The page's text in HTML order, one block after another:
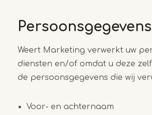
Weert Marketing verwerkt uw
diensten en/of omdat u deze
de persoonsgegevens die wij
Voor- en achternaam